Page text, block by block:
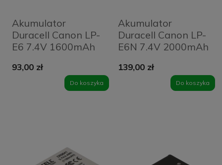
Akumulator
Duracell Canon LP-
E6 7.4V 1600mAh
93,00 zł
Do koszyka
Akumulator
Duracell Canon LP-
E6N 7.4V 2000mAh
139,00 zł
Do koszyka